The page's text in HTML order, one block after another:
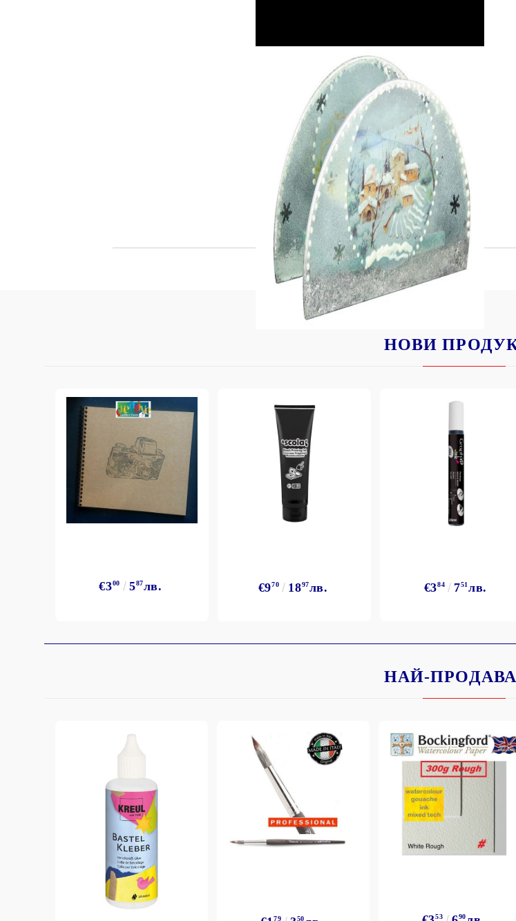
Моят профил
Регистрация
ALADIN IZINK Series - Pigment & Dye
French ink
Пигментни Мастила
ЕКСКЛУЗИВНИ, АЛКОХОЛНИ и
СПРЕЙ
ДЕКОРАТИВНИ И ПЕЧАТИ ЗА
ГУМЕНИ ПЕЧАТИ
ПОЛИМЕРНИ ПЕЧАТИ И
АКСЕСОАРИ
ПЕЧАТИ ЗА ВОСЪК И ЦВЕТНИ
ВОСЪЦИ
Перлени
хартии
Цветни
Tweet
НОВИ
€300 587лв. €970 1897лв. €384 751лв.
НАЙ-
79 50 53 90